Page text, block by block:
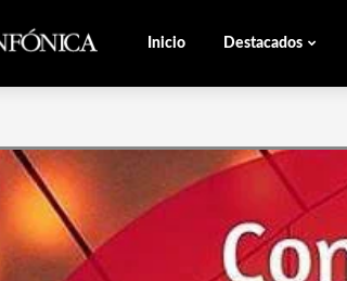
Inicio Destacados